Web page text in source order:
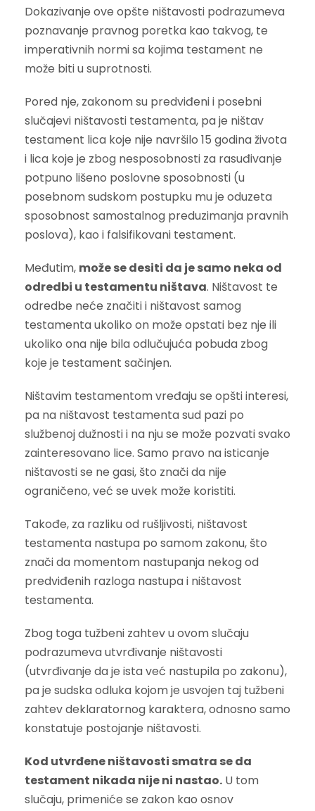
Dokazivanje ove opšte ništavosti podrazumeva
poznavanje pravnog poretka kao takvog, te
imperativnih normi sa kojima testament ne
može biti u suprotnosti.
Pored nje, zakonom su predviđeni i posebni
slučajevi ništavosti testamenta, pa je ništav
testament lica koje nije navršilo 15 godina života
i lica koje je zbog nesposobnosti za rasuđivanje
potpuno lišeno poslovne sposobnosti (u
posebnom sudskom postupku mu je oduzeta
sposobnost samostalnog preduzimanja pravnih
poslova), kao i falsifikovani testament.
Međutim, može se desiti da je samo neka od
odredbi u testamentu ništava. Ništavost te
odredbe neće značiti i ništavost samog
testamenta ukoliko on može opstati bez nje ili
ukoliko ona nije bila odlučujuća pobuda zbog
koje je testament sačinjen.
Ništavim testamentom vređaju se opšti interesi,
pa na ništavost testamenta sud pazi po
službenoj dužnosti i na nju se može pozvati svako
zainteresovano lice. Samo pravo na isticanje
ništavosti se ne gasi, što znači da nije
ograničeno, već se uvek može koristiti.
Takođe, za razliku od rušljivosti, ništavost
testamenta nastupa po samom zakonu, što
znači da momentom nastupanja nekog od
predviđenih razloga nastupa i ništavost
testamenta.
Zbog toga tužbeni zahtev u ovom slučaju
podrazumeva utvrđivanje ništavosti
(utvrđivanje da je ista već nastupila po zakonu),
pa je sudska odluka kojom je usvojen taj tužbeni
zahtev deklaratornog karaktera, odnosno samo
konstatuje postojanje ništavosti.
Kod utvrđene ništavosti smatra se da
testament nikada nije ni nastao. U tom
slučaju, primeniće se zakon kao osnov